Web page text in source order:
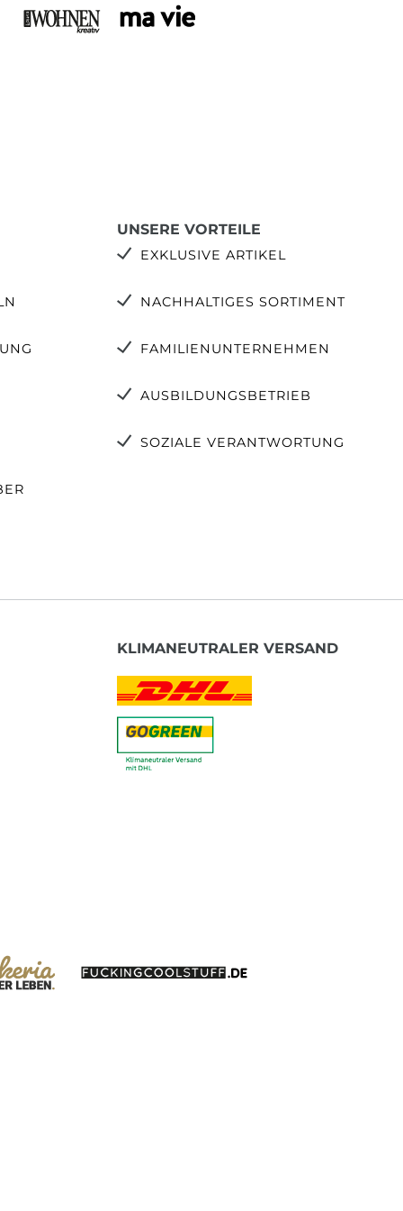
UNSERE VORTEILE
EXKLUSIVE ARTIKEL
NACHHALTIGES SORTIMENT
FAMILIENUNTERNEHMEN
AUSBILDUNGSBETRIEB
SOZIALE VERANTWORTUNG
KLIMANEUTRALER VERSAND